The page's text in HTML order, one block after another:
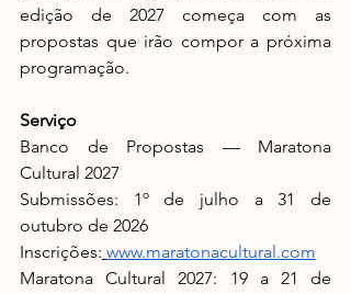
edição de 2027 começa com as
propostas que irão compor a próxima
programação.
Serviço
Banco de Propostas — Maratona
Cultural 2027
Submissões: 1º de julho a 31 de
outubro de 2026
Inscrições: www.maratonacultural.com
Maratona Cultural 2027: 19 a 21 de